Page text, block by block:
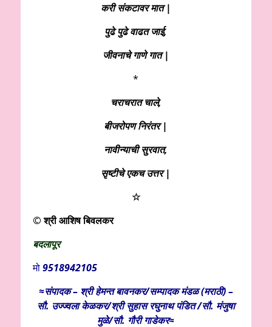
करी संकटावर मात |
पुढे पुढे वाढत जाई,
जीवनाचे गाणे गात |
*
चराचरात चाले,
बीजरोपण निरंतर |
नावीन्याची सुरवात,
सृष्टीचे एकच उत्तर |
☆
© श्री आशिष बिवलकर
बदलापूर
मो9518942105
≈संपादक – श्री हेमन्त बावनकर/सम्पादक मंडळ (मराठी) –
सौ. उज्ज्वला केळकर/श्री सुहास रघुनाथ पंडित /सौ. मंजुषा
मुळे/सौ. गौरी गाडेकर≈